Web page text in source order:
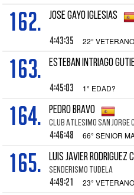
162. JOSE GAYO IGLESIAS
4:43:35 22°
163. ESTEBAN INTRIAGO
4:45:03 1° EDAD?
164. PEDRO BRAVO
CLUB ATLESIMO SAN JORGE
4:46:48 66° SENIOR
165. LUIS JAVIER RODRIGUEZ
SENDERISMO TUDELA
4:49:21 23°